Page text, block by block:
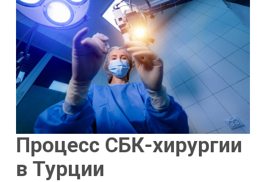
Процесс СБК-хирургии
в Турции